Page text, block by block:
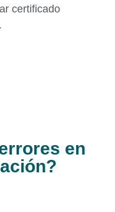
certificado
en